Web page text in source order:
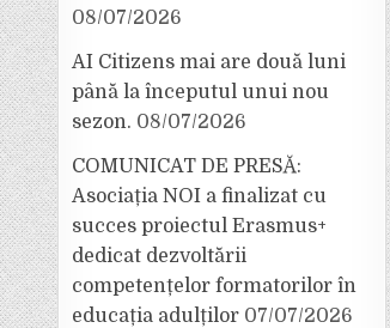
08/07/2026
AI Citizens mai are două luni
până la începutul unui nou
sezon. 08/07/2026
COMUNICAT DE PRESĂ:
Asociația NOI a finalizat cu
succes proiectul Erasmus+
dedicat dezvoltării
competențelor formatorilor în
educația adulților 07/07/2026